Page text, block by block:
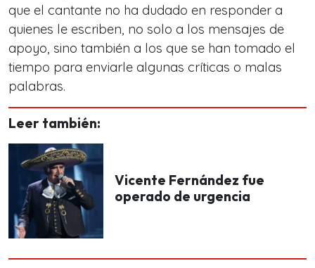
que el cantante no ha dudado en responder a
quienes le escriben, no solo a los mensajes de
apoyo, sino también a los que se han tomado el
tiempo para enviarle algunas críticas o malas
palabras.
Leer también:
Vicente Fernández fue
operado de urgencia